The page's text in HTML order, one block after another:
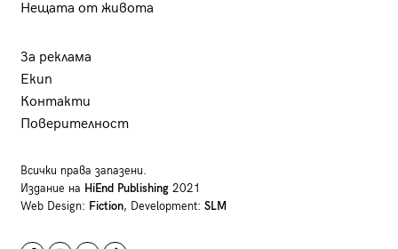
Нещата от живота
За реклама
Екип
Контакти
Поверителност
Всички права запазени.
Издание на HiEnd Publishing2021
Web Design: Fiction, Development: SLM